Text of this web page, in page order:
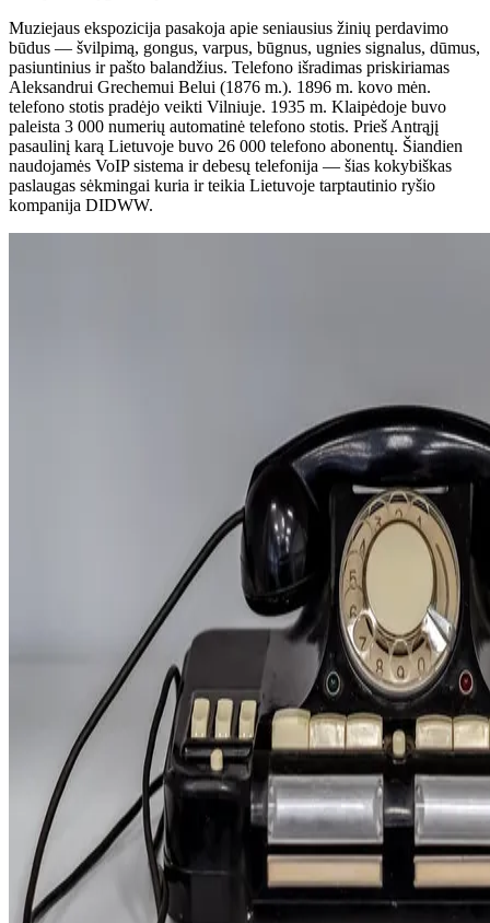
Muziejaus ekspozicija pasakoja apie seniausius žinių perdavimo
būdus — švilpimą, gongus, varpus, būgnus, ugnies signalus, dūmus,
pasiuntinius ir pašto balandžius. Telefono išradimas priskiriamas
Aleksandrui Grechemui Belui (1876 m.). 1896 m. kovo mėn.
telefono stotis pradėjo veikti Vilniuje. 1935 m. Klaipėdoje buvo
paleista 3 000 numerių automatinė telefono stotis. Prieš Antrąjį
pasaulinį karą Lietuvoje buvo 26 000 telefono abonentų. Šiandien
naudojamės VoIP sistema ir debesų telefonija — šias kokybiškas
paslaugas sėkmingai kuria ir teikia Lietuvoje tarptautinio ryšio
kompanija DIDWW.